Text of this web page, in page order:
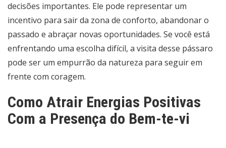
decisões importantes. Ele pode representar um
incentivo para sair da zona de conforto, abandonar o
passado e abraçar novas oportunidades. Se você está
enfrentando uma escolha difícil, a visita desse pássaro
pode ser um empurrão da natureza para seguir em
frente com coragem.
Como Atrair Energias Positivas
Com a Presença do Bem-te-vi